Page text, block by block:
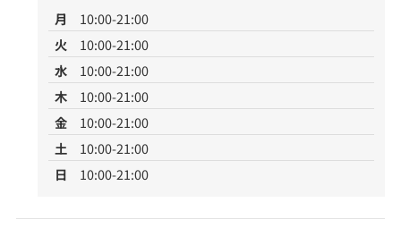
月
10:00-21:00
火
10:00-21:00
水
10:00-21:00
木
10:00-21:00
金
10:00-21:00
土
10:00-21:00
日
10:00-21:00